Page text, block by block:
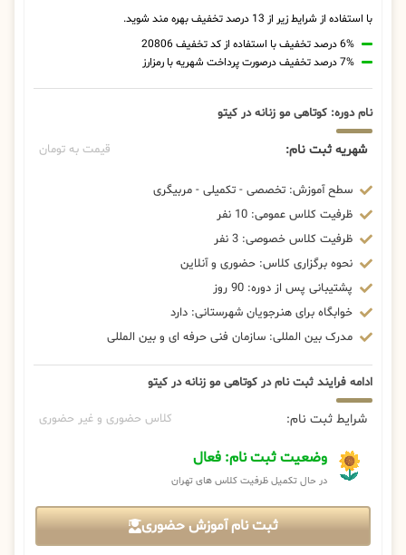
با استفاده از شرایط زیر از 13 درصد تخفیف بهره مند شوید.
6% درصد تخفیف با استفاده از کد تخفیف 20806
7% درصد تخفیف درصورت پرداخت شهریه با رمزارز
نام دوره: کوتاهی مو زنانه در کیتو
شهریه ثبت نام: قیمت به تومان
سطح آموزش: تخصصی - تکمیلی - مربیگری
ظرفیت کلاس عمومی: 10 نفر
ظرفیت کلاس خصوصی: 3 نفر
نحوه برگزاری کلاس: حضوری و آنلاین
پشتیبانی پس از دوره: 90 روز
خوابگاه برای هنرجویان شهرستانی: دارد
مدرک بین المللی: سازمان فنی حرفه ای و بین المللی
ادامه فرایند ثبت نام در کوتاهی مو زنانه در کیتو
شرایط ثبت نام: کلاس حضوری و غیر حضوری
وضعیت ثبت نام: فعال
در حال تکمیل ظرفیت کلاس های تهران
ثبت نام آموزش حضوری